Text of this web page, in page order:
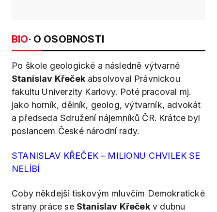
BIO· O OSOBNOSTI
Po škole geologické a následně výtvarné
Stanislav Křečekabsolvoval Právnickou
fakultu Univerzity Karlovy. Poté pracoval mj.
jako horník, dělník, geolog, výtvarník, advokát
a předseda Sdružení nájemníků ČR. Krátce byl
poslancem České národní rady.
STANISLAV KŘEČEK – MILIONU CHVILEK SE
NELÍBÍ
Coby někdejší tiskovým mluvčím Demokratické
strany práce se Stanislav Křečekv dubnu